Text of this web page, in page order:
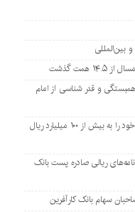
بین‌المللی
همت گذشت
و قدر شناسی از امام
۲۷۵باجه بانکی روستایی پست بانک ایران منابع خود را به بیش از ۱۰۰ میلیارد ریال
۱۳۲ درصدی ضمانت‌نامه‌های ریالی صادره پست بانک
سهام بانک کارآفرین